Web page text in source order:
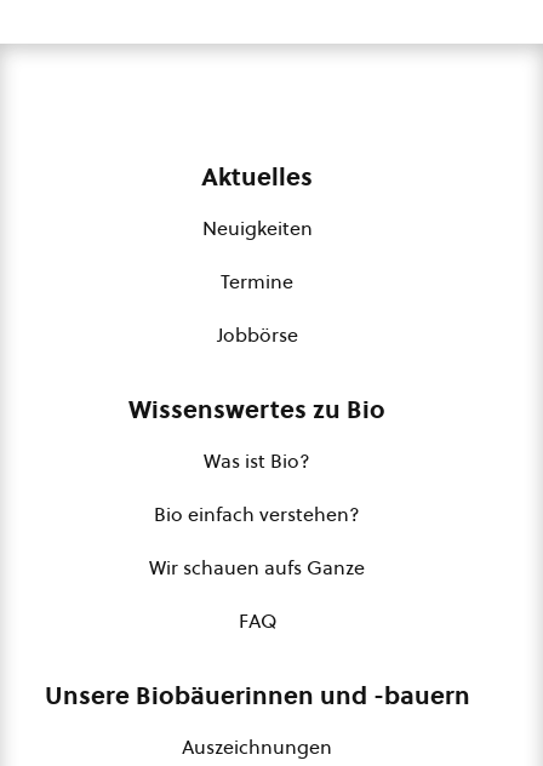
Aktuelles
Neuigkeiten
Termine
Jobbörse
Wissenswertes zu Bio
Was ist Bio?
Bio einfach verstehen?
Wir schauen aufs Ganze
FAQ
Unsere Biobäuerinnen und -bauern
Auszeichnungen